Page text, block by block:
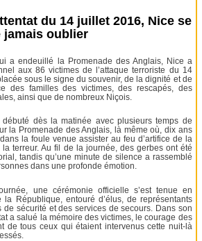
du 14 juillet 2016, Nice se
jamais oublier
a endeuillé la Promenade des Anglais, Nice a
aux 86 victimes de l’attaque terroriste du 14
sous le signe du souvenir, de la dignité et de
des familles des victimes, des rescapés, des
ainsi que de nombreux Niçois.
débuté dès la matinée avec plusieurs temps de
la Promenade des Anglais, là même où, dix ans
la foule venue assister au feu d’artifice de la
terreur. Au fil de la journée, des gerbes ont été
tandis qu’une minute de silence a rassemblé
dans une profonde émotion.
une cérémonie officielle s’est tenue en
République, entouré d’élus, de représentants
de sécurité et des services de secours. Dans son
a salué la mémoire des victimes, le courage des
de tous ceux qui étaient intervenus cette nuit-là